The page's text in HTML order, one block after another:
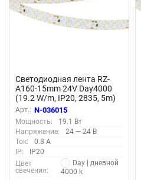
Светодиодная лента RZ-
A160-15mm 24V Day4000
(19.2 W/m, IP20, 2835, 5m)
(Arlight)
Арт.: N-036015
Мощность:
19.1 Вт
Напряжение:
24 — 24 В
Ток:
0.8 А
IP:
IP20
Цвет
свечения:
Day | дневной
4000 k